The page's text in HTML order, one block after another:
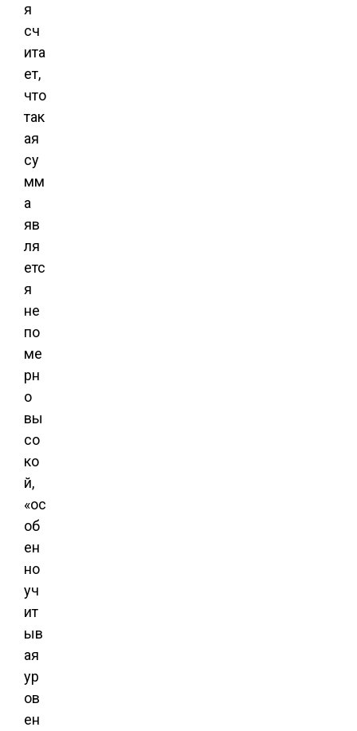
я
сч
ита
ет,
что
так
ая
су
мм
а
яв
ля
етс
я
не
по
ме
рн
о
вы
со
ко
й,
«ос
об
ен
но
уч
ит
ыв
ая
ур
ов
ен